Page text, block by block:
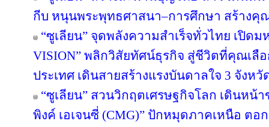
กีบ หนุนพระพุทธศาสนา–การศึกษา สร้างคุ
“ซูเลียน” จุดพลังความสำเร็จทั่วไทย เปิดม
VISION” พลิกวิสัยทัศน์ธุรกิจ สู่ชีวิตที่คุณเลื
ประเทศ เดินสายสร้างแรงบันดาลใจ 3 จังห
“ซูเลียน” สวนวิกฤตเศรษฐกิจโลก เดินหน้
พิงค์ เอเจนซี่ (CMG)” ปักหมุดภาคเหนือ ตอ